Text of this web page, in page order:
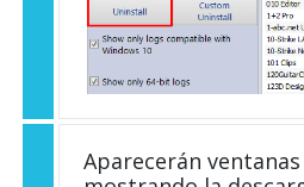
Aparecerán